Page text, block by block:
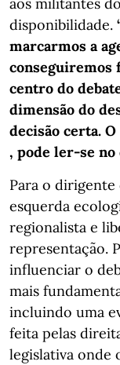
disponibilidade.
marcarmos a
conseguiremos
centro do
dimensão do
decisão certa.
, pode ler-se no
Para o
esquerda
regionalista e
representação.
influenciar o
mais
incluindo uma
feita pelas
legislativa onde